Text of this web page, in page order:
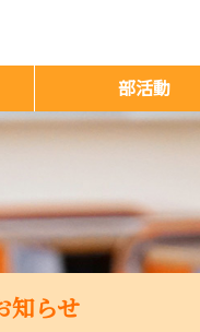
部活動
知らせ